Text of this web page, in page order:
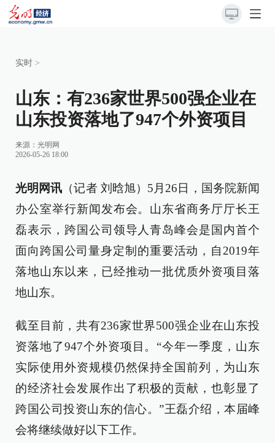
实时 >
山东：有236家世界500强企业在
山东投资落地了947个外资项目
来源： 光明网
2026-05-26 18:00
光明网讯 （记者 刘晗旭）5月26日，国务院新闻
办公室举行新闻发布会。山东省商务厅厅长王
磊表示，跨国公司领导人青岛峰会是国内首个
面向跨国公司量身定制的重要活动，自2019年
落地山东以来，已经推动一批优质外资项目落
地山东。
截至目前，共有236家世界500强企业在山东投
资落地了947个外资项目。“今年一季度，山东
实际使用外资规模仍然保持全国前列，为山东
的经济社会发展作出了积极的贡献，也彰显了
跨国公司投资山东的信心。”王磊介绍，本届峰
会将继续做好以下工作。